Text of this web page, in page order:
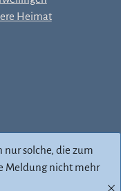
Heimat
nur solche, die zum
Meldung nicht mehr